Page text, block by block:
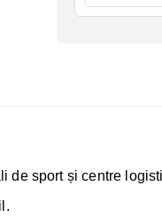
de sport și centre